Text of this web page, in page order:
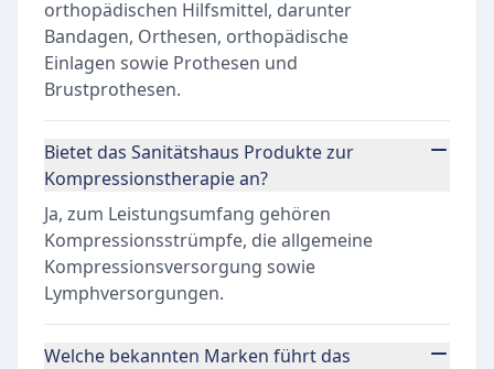
orthopädischen Hilfsmittel, darunter
Bandagen, Orthesen, orthopädische
Einlagen sowie Prothesen und
Brustprothesen.
Bietet das Sanitätshaus Produkte zur
Kompressionstherapie an?
Ja, zum Leistungsumfang gehören
Kompressionsstrümpfe, die allgemeine
Kompressionsversorgung sowie
Lymphversorgungen.
Welche bekannten Marken führt das